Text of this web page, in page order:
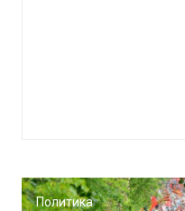
Политика